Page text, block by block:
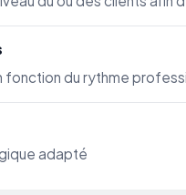
du rythme
adapté